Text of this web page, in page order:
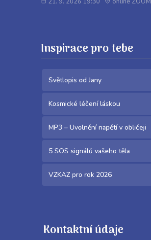
Inspirace pro tebe
Světlopis od Jany
Kosmické léčení láskou
MP3 – Uvolnění napětí v obličeji
5 SOS signálů vašeho těla
VZKAZ pro rok 2026
Kontaktní údaje